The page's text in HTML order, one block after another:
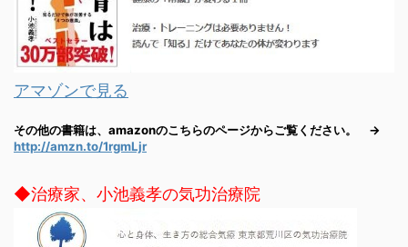
アマゾンで見る
その他の書籍は、amazonのこちらのページからご覧ください。 →
http://amzn.to/1rgmLjr
◆治療家、小池義孝の気功治療院